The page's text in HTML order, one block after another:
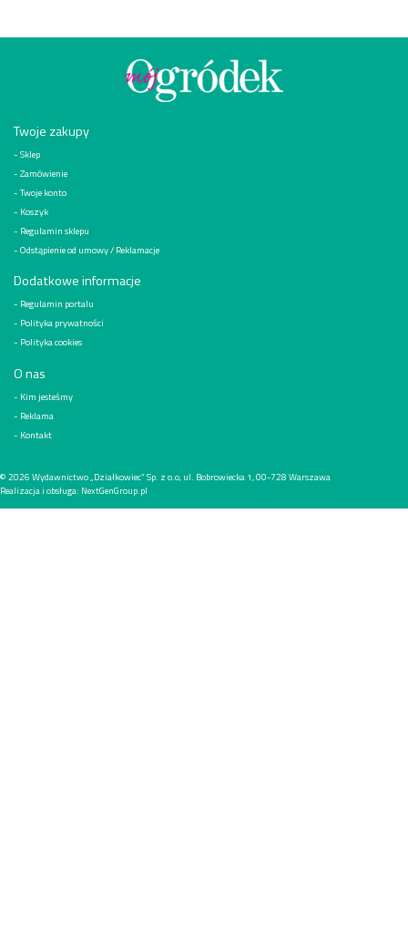
Twoje zakupy
Sklep
Zamówienie
Twoje konto
Koszyk
Regulamin sklepu
Odstąpienie od umowy / Reklamacje
Dodatkowe informacje
Regulamin portalu
Polityka prywatności
Polityka cookies
O nas
Kim jesteśmy
Reklama
Kontakt
© 2026Wydawnictwo „Działkowiec” Sp. z o.o, ul. Bobrowiecka 1, 00-728 Warszawa
Realizacja i obsługa: NextGenGroup.pl